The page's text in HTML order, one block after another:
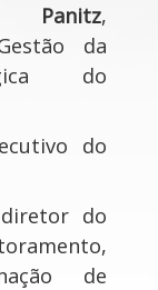
Panitz,
da
do
do
do
de